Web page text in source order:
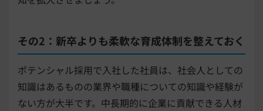
その2：新卒よりも柔軟な育成体制を整えておく
ポテンシャル採用で入社した社員は、社会人としての
知識はあるものの業界や職種についての知識や経験が
ない方が大半です。中長期的に企業に貢献できる人材